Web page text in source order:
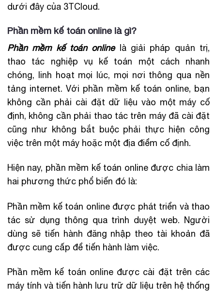
dưới đây của 3TCloud.
Phần mềm kế toán online là gì?
Phần mềm kế toán onlinelà giải pháp quản trị,
thao tác nghiệp vụ kế toán một cách nhanh
chóng, linh hoạt mọi lúc, mọi nơi thông qua nền
tảng internet. Với phần mềm kế toán online, bạn
không cần phải cài đặt dữ liệu vào một máy cố
định, không cần phải thao tác trên máy đã cài đặt
cũng như không bắt buộc phải thực hiện công
việc trên một máy hoặc một địa điểm cố định.
Hiện nay, phần mềm kế toán online được chia làm
hai phương thức phổ biến đó là:
Phần mềm kế toán online được phát triển và thao
tác sử dụng thông qua trình duyệt web. Người
dùng sẽ tiến hành đăng nhập theo tài khoản đã
được cung cấp để tiến hành làm việc.
Phần mềm kế toán online được cài đặt trên các
máy tính và tiến hành lưu trữ dữ liệu trên hệ thống